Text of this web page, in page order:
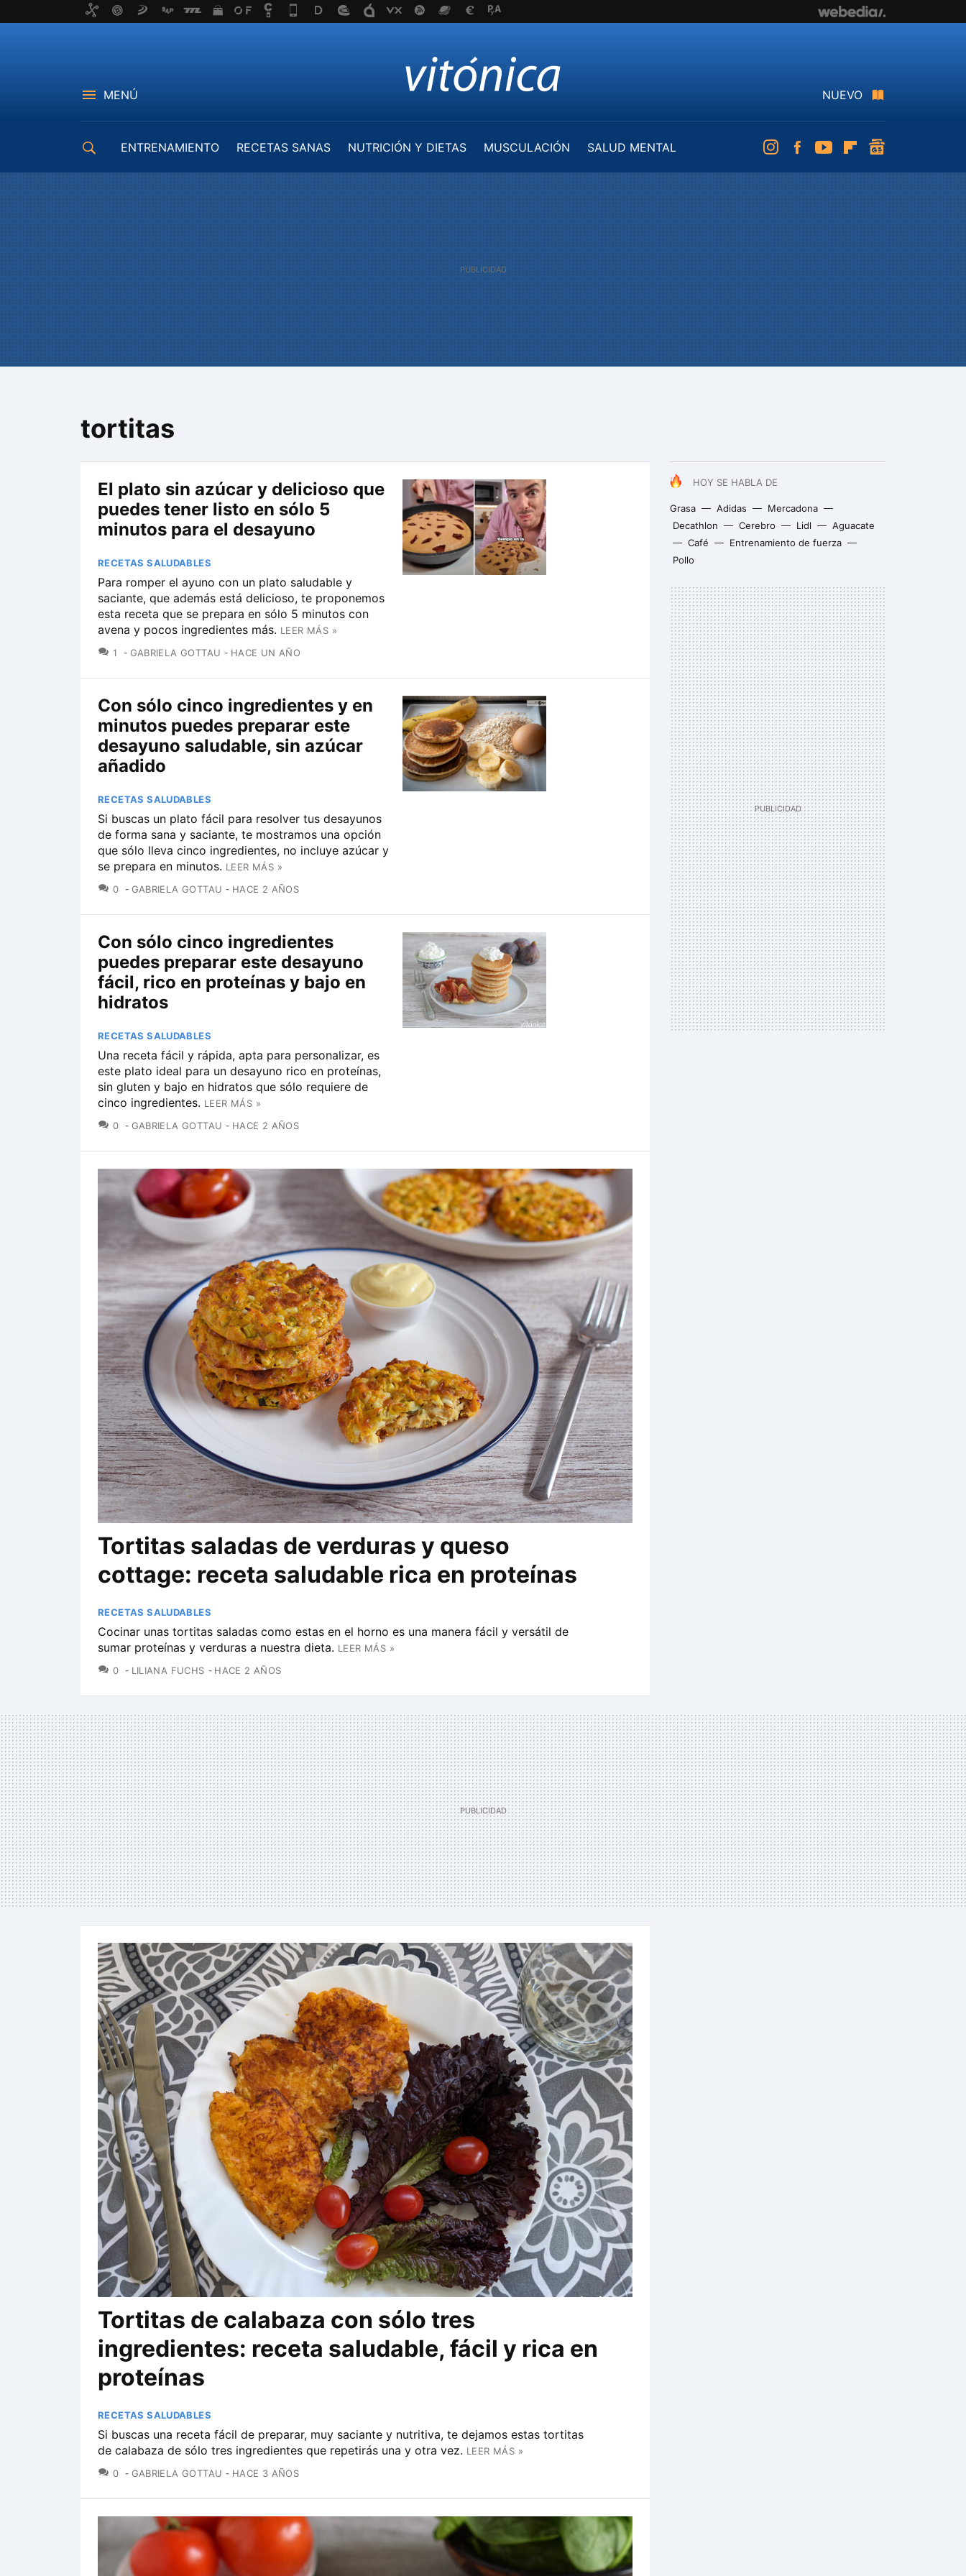
MENÚ NUEVO
ENTRENAMIENTO RECETAS SANAS NUTRICIÓN Y DIETAS MUSCULACIÓN
SALUD MENTAL
InstagramFacebookYoutubeFlipboard
tortitas
HOY SE HABLA DE
Grasa Adidas
Mercadona
Decathlon
Cerebro Lidl
Aguacate
Café
Entrenamiento de fuerza
Pollo
El plato sin azúcar y delicioso que
puedes tener listo en sólo 5
minutos para el desayuno
RECETAS SALUDABLES
Para romper el ayuno con un plato saludable y
saciante, que además está delicioso, te proponemos
esta receta que se prepara en sólo 5 minutos con
avena y pocos ingredientes más. LEER MÁS »
1
COMENTARIOS
GABRIELA GOTTAU HACE UN AÑO
Con sólo cinco ingredientes y en
minutos puedes preparar este
desayuno saludable, sin azúcar
añadido
RECETAS SALUDABLES
Si buscas un plato fácil para resolver tus desayunos
de forma sana y saciante, te mostramos una opción
que sólo lleva cinco ingredientes, no incluye azúcar y
se prepara en minutos. LEER MÁS »
0 COMENTARIOS
GABRIELA GOTTAU HACE 2 AÑOS
Con sólo cinco ingredientes
puedes preparar este desayuno
fácil, rico en proteínas y bajo en
hidratos
RECETAS SALUDABLES
Una receta fácil y rápida, apta para personalizar, es
este plato ideal para un desayuno rico en proteínas,
sin gluten y bajo en hidratos que sólo requiere de
cinco ingredientes. LEER MÁS »
0 COMENTARIOS
GABRIELA GOTTAU HACE 2 AÑOS
Tortitas saladas de verduras y queso
cottage: receta saludable rica en proteínas
RECETAS SALUDABLES
Cocinar unas tortitas saladas como estas en el horno es una manera fácil y versátil de
sumar proteínas y verduras a nuestra dieta. LEER MÁS »
0 COMENTARIOS
LILIANA FUCHS HACE 2 AÑOS
Tortitas de calabaza con sólo tres
ingredientes: receta saludable, fácil y rica en
proteínas
RECETAS SALUDABLES
Si buscas una receta fácil de preparar, muy saciante y nutritiva, te dejamos estas tortitas
de calabaza de sólo tres ingredientes que repetirás una y otra vez. LEER MÁS »
0 COMENTARIOS
GABRIELA GOTTAU HACE 3 AÑOS